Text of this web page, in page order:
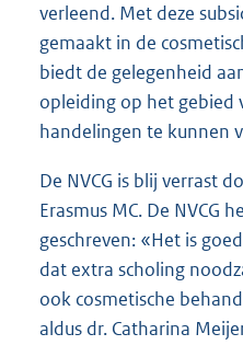
verleend. Met deze
gemaakt in de
biedt de gelegenheid
opleiding op het gebied
handelingen te kunnen
De NVCG is blij verrast
Erasmus MC. De NVCG
geschreven: «Het is
dat extra scholing
ook cosmetische
aldus dr. Catharina